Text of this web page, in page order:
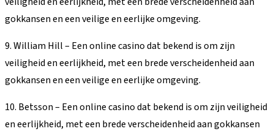
gokkansen en een veilige en eerlijke omgeving.
9. William Hill – Een online casino dat bekend is om zijn
veiligheid en eerlijkheid, met een brede verscheidenheid aan
gokkansen en een veilige en eerlijke omgeving.
10. Betsson – Een online casino dat bekend is om zijn veiligheid
en eerlijkheid, met een brede verscheidenheid aan gokkansen